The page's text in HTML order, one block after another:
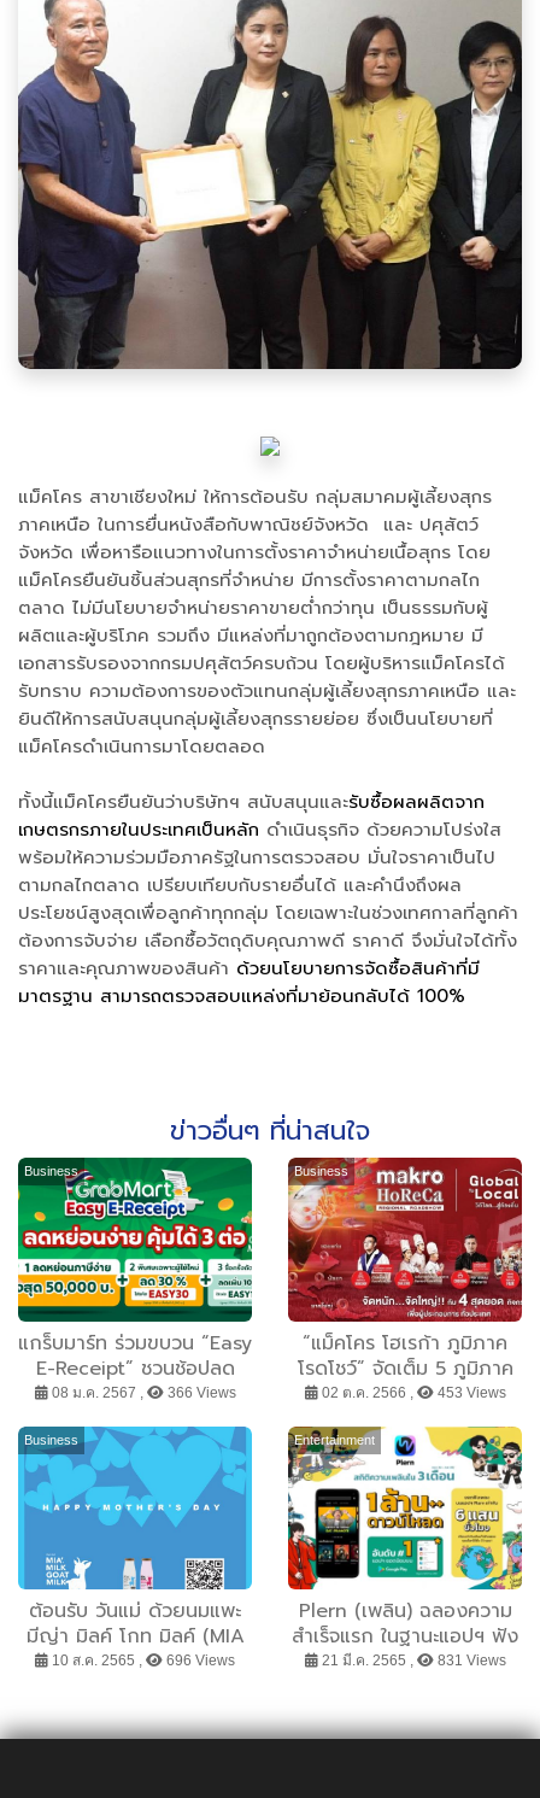
แม็คโคร สาขาเชียงใหม่ ให้การต้อนรับ กลุ่มสมาคมผู้เลี้ยงสุกร
ภาคเหนือ ในการยื่นหนังสือกับพาณิชย์จังหวัด และ ปศุสัตว์
จังหวัด เพื่อหารือแนวทางในการตั้งราคาจำหน่ายเนื้อสุกร โดย
แม็คโครยืนยันชิ้นส่วนสุกรที่จำหน่าย มีการตั้งราคาตามกลไก
ตลาด ไม่มีนโยบายจำหน่ายราคาขายต่ำกว่าทุน เป็นธรรมกับผู้
ผลิตและผู้บริโภค รวมถึง มีแหล่งที่มาถูกต้องตามกฎหมาย มี
เอกสารรับรองจากกรมปศุสัตว์ครบถ้วน โดยผู้บริหารแม็คโครได้
รับทราบ ความต้องการของตัวแทนกลุ่มผู้เลี้ยงสุกรภาคเหนือ และ
ยินดีให้การสนับสนุนกลุ่มผู้เลี้ยงสุกรรายย่อย ซึ่งเป็นนโยบายที่
แม็คโครดำเนินการมาโดยตลอด
ทั้งนี้แม็คโครยืนยันว่าบริษัทฯ สนับสนุนและรับซื้อผลผลิตจาก
เกษตรกรภายในประเทศเป็นหลัก ดำเนินธุรกิจ ด้วยความโปร่งใส
พร้อมให้ความร่วมมือภาครัฐในการตรวจสอบ มั่นใจราคาเป็นไป
ตามกลไกตลาด เปรียบเทียบกับรายอื่นได้ และคำนึงถึงผล
ประโยชน์สูงสุดเพื่อลูกค้าทุกกลุ่ม โดยเฉพาะในช่วงเทศกาลที่ลูกค้า
ต้องการจับจ่าย เลือกซื้อวัตถุดิบคุณภาพดี ราคาดี จึงมั่นใจได้ทั้ง
ราคาและคุณภาพของสินค้า ด้วยนโยบายการจัดซื้อสินค้าที่มี
มาตรฐาน สามารถตรวจสอบแหล่งที่มาย้อนกลับได้ 100%
ข่าวอื่นๆ ที่น่าสนใจ
Business
แกร็บมาร์ท ร่วมขบวน “Easy
E-Receipt” ชวนช้อปลด
หย่อนภาษี ชูไฮไลท์คุ้ม 3 ต่อ
08 ม.ค. 2567 , 366 Views
Business
“แม็คโคร โฮเรก้า ภูมิภาค
โรดโชว์” จัดเต็ม 5 ภูมิภาค
และเตรียมพบกับงาน
ใหญ่ส่งท้ายปี กับ Makro
HoReCa 2023 พ.ย.นี้
02 ต.ค. 2566 , 453 Views
Business
ต้อนรับ วันแม่ ด้วยนมแพะ
มีญ่า มิลค์ โกท มิลค์ (MIA
MILK GOAT MILK)
10 ส.ค. 2565 , 696 Views
Entertainment
Plern (เพลิน) ฉลองความ
สำเร็จแรก ในฐานะแอปฯ ฟัง
เพลงใหม่ล่าสุดของตลาด
1,000,000 ครั้ง หลังเปิด
21 มี.ค. 2565 , 831 Views